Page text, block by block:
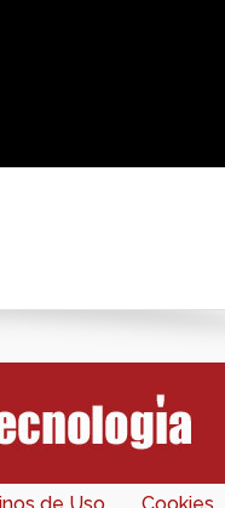
de Uso Cookies